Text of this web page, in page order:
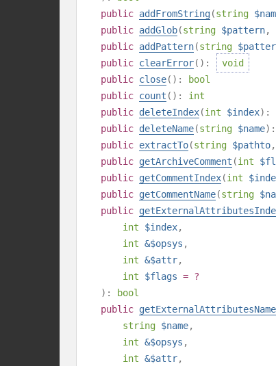
public addFromString(string
public addGlob(string $pattern,
public addPattern(string
public clearError():
void
public close():
bool
public count (): int
public deleteIndex(int $index):
public deleteName(string $name):
public extractTo(string $pathto,
public getArchiveComment (int
public getCommentIndex(int
public getCommentName(string
public
int
$index,
int &$opsys ,
int &$attr,
int
$flags = ?
):
bool
public getExternalAttributesName
string $name,
int &$opsys ,
int &$attr,